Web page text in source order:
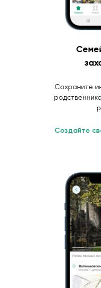
Сохраните
Создайте